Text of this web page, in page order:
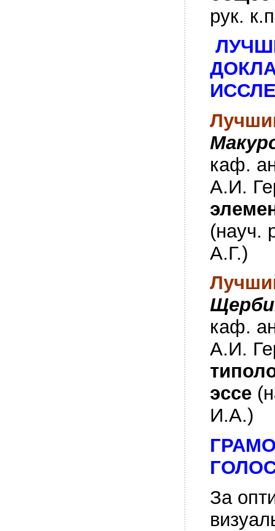
рук.
каф.
А.И.
(науч.
А.Г.)
каф.
А.И.
эссе
И.А.)
За